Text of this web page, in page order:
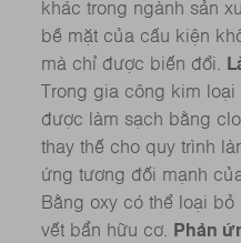
khác trong ngành sản
bề mặt của cấu kiện
mà chỉ được biến đổi.
Trong gia công kim
được làm sạch bằng
thay thế cho quy trình
ứng tương đối mạnh
Bằng oxy có thể loại
vết bẩn hữu cơ. Phản